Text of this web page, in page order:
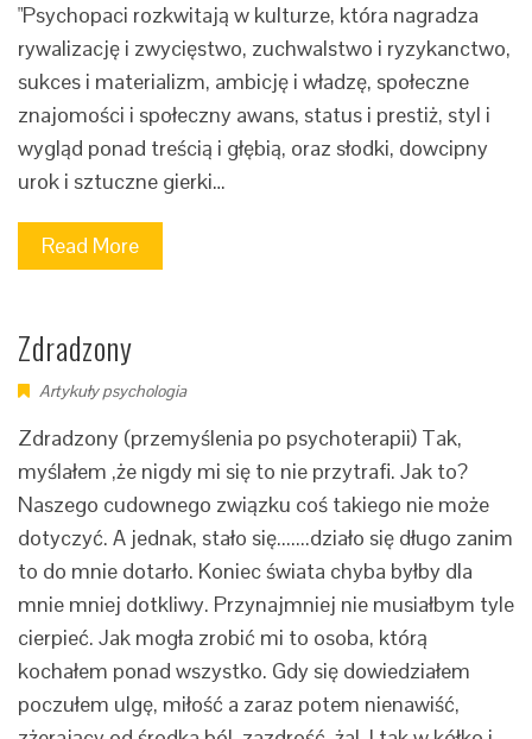
"Psychopaci rozkwitają w kulturze, która nagradza
rywalizację i zwycięstwo, zuchwalstwo i ryzykanctwo,
sukces i materializm, ambicję i władzę, społeczne
znajomości i społeczny awans, status i prestiż, styl i
wygląd ponad treścią i głębią, oraz słodki, dowcipny
urok i sztuczne gierki…
Read More
Zdradzony
Artykuły psychologia
Zdradzony (przemyślenia po psychoterapii) Tak,
myślałem ,że nigdy mi się to nie przytrafi. Jak to?
Naszego cudownego związku coś takiego nie może
dotyczyć. A jednak, stało się.......działo się długo zanim
to do mnie dotarło. Koniec świata chyba byłby dla
mnie mniej dotkliwy. Przynajmniej nie musiałbym tyle
cierpieć. Jak mogła zrobić mi to osoba, którą
kochałem ponad wszystko. Gdy się dowiedziałem
poczułem ulgę, miłość a zaraz potem nienawiść,